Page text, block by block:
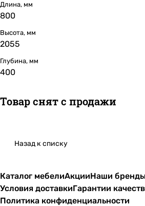
Длина, мм
800
Высота, мм
2055
Глубина, мм
400
Товар снят с продажи
Назад к списку
Каталог мебелиАкцииНаши
Условия доставкиГарантии
Политика конфиденциальности